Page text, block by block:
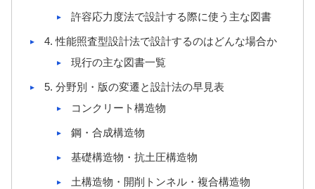
許容応力度法で設計する際に使う主な図書
4. 性能照査型設計法で設計するのはどんな場合か
現行の主な図書一覧
5. 分野別・版の変遷と設計法の早見表
コンクリート構造物
鋼・合成構造物
基礎構造物・抗土圧構造物
土構造物・開削トンネル・複合構造物